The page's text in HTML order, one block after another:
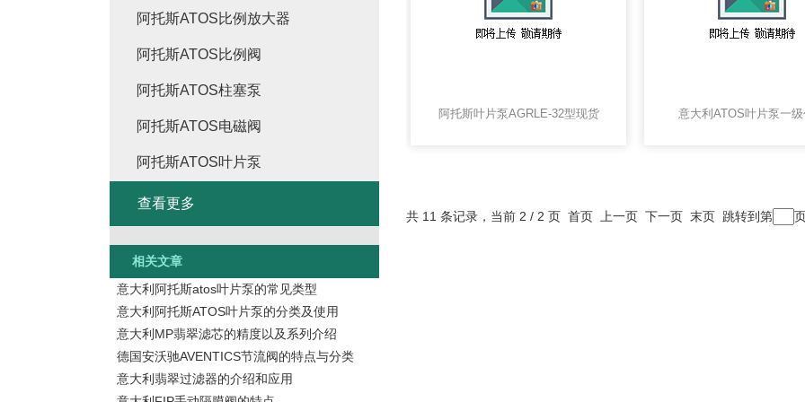
阿托斯叶片泵AGRLE-32型现货 意大利ATOS叶片泵一
共 11 条记录，当前 2 / 2 页 首页 上一页 下一页 末页 跳转到第
阿托斯ATOS比例放大器
阿托斯ATOS比例阀
阿托斯ATOS柱塞泵
阿托斯ATOS电磁阀
阿托斯ATOS叶片泵
查看更多
相关文章
意大利阿托斯atos叶片泵的常见类型
意大利阿托斯ATOS叶片泵的分类及使用
意大利MP翡翠滤芯的精度以及系列介绍
德国安沃驰AVENTICS节流阀的特点与分类
意大利翡翠过滤器的介绍和应用